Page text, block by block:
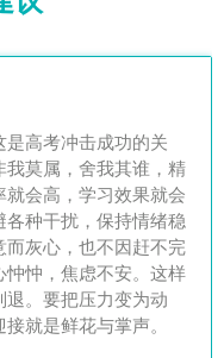
高考冲击成功的关
我莫属，舍我其谁，精
会高，学习效果就会
各种干扰，保持情绪稳
而灰心，也不因赶不完
忡忡，焦虑不安。这样
。要把压力变为动
就是鲜花与掌声。